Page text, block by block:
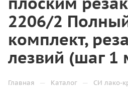
2206/2
комплект,
лезвий (шаг 1
Главная — Каталог — СИ лако-